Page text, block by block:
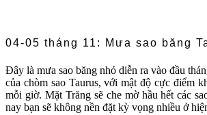
04-05 tháng 11: Mưa sao băng
Đây là mưa sao băng nhỏ diễn ra vào đầu
của chòm sao Taurus, với mật độ cực điểm
mỗi giờ. Mặt Trăng sẽ che mờ hầu hết các
nay bạn sẽ không nền đặt kỳ vọng nhiều ở